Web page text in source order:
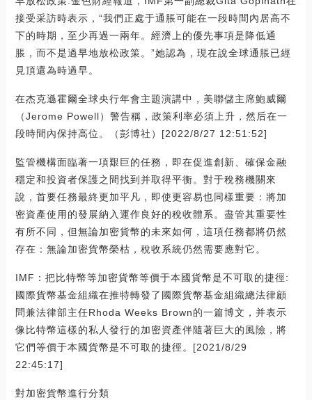
接受采訪時表示，“我們正處于通脹可能在一段時間內居高不
下的時期，至少再過一兩年。經濟上的優先事項是降低通
脹，而不是過早地放松政策。”她認為，現在說全球通脹已經
見頂還為時過早。
在杰克遜霍爾全球央行年會主題演講中，美聯儲主席鮑威爾
（Jerome Powell）警告稱，政策利率必須上升，然后在一
段時間內保持高位。（彭博社）[2022/8/27 12:51:52]
監管機構面臨著一項艱巨的任務，即在促進創新、確保金融
穩定和投資者保護之間找到并取得平衡。對于稅務機關來
說，首要任務最終更加平凡，即使更容易也同樣重要：將加
密資產使用的發展納入運作良好的稅收體系。盡管其重要性
有所不同，但無論加密貨幣的未來如何，這項任務都將仍然
存在：無論加密貨幣榮枯，稅收系統仍然需要應對它。
IMF：把比特幣等加密貨幣等價于本國貨幣是不可取的捷徑:
國際貨幣基金組織在推特轉發了國際貨幣基金組織總法律顧
問兼法律部主任Rhoda Weeks Brown的一篇博文，并表示
像比特幣這樣的私人發行的加密資產伴隨著巨大的風險，將
它們等價于本國貨幣是不可取的捷徑。[2021/8/29
22:45:17]
對加密貨幣進行分類